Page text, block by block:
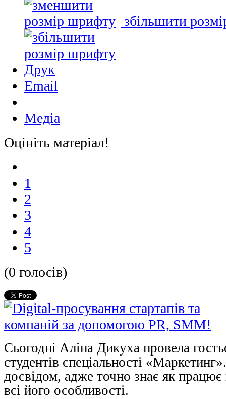
збільшити
Друк
Email
Медіа
Оцініть матеріал!
1
2
3
4
5
(0 голосів)
Сьогодні Аліна Дикуха провела
студентів спеціальності
досвідом, адже точно знає як працює
всі його особливості.